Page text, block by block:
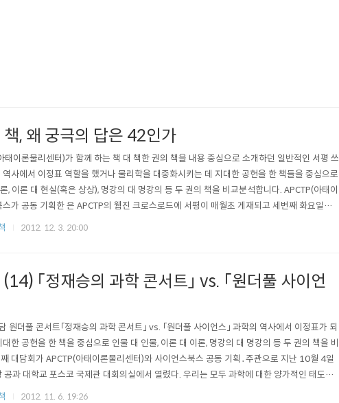
, 왜 궁극의 답은 42인가
태이론물리센터)가 함께 하는 책 대 책한 권의 책을 내용 중심으로 소개하던 일반적인 서평 쓰
사에서 이정표 역할을 했거나 물리학을 대중화시키는 데 지대한 공헌을 한 책들을 중심으로
, 이론 대 현실(혹은 상상), 명강의 대 명강의 등 두 권의 책을 비교분석합니다. APCTP(아태이
가 공동 기획한 은 APCTP의 웹진 크로스로드에 서평이 매월초 게재되고 세번째 화요일에
.(대담 일정은 사정에 따라 변경될 수 있습니다.) * 이번 12월 공개 대담은 12월 18일, 화요
2012. 12. 3. 20:00
「정재승의 과학 콘서트」 vs. 「원더풀 사이언
원더풀 콘서트「정재승의 과학 콘서트」 vs. 「원더풀 사이언스」 과학의 역사에서 이정표가 되
한 공헌을 한 책을 중심으로 인물 대 인물, 이론 대 이론, 명강의 대 명강의 등 두 권의 책을 비
대담회가 APCTP(아태이론물리센터)와 사이언스북스 공동 기획․주관으로 지난 10월 4일
과 대학교 포스코 국제관 대회의실에서 열렸다. 우리는 모두 과학에 대한 양가적인 태도에
이루어낸 놀라운 지식과 그것에 근거한 문명의 발전에 찬사를 보내는 한편, 과학 자체는 너무
2012. 11. 6. 19:26